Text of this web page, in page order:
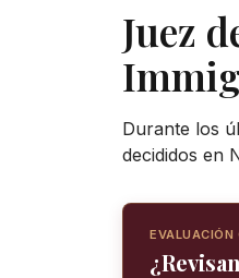
Juez
Durante los
decididos en
EVALUACIÓN